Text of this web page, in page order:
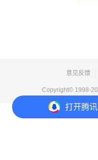
打开腾
意见反馈
Copyright© 1998-